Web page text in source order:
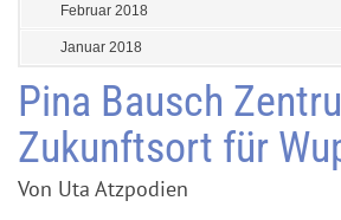
Februar 2018
Januar 2018
Pina Bausch
Zukunftsort für
Von Uta Atzpodien